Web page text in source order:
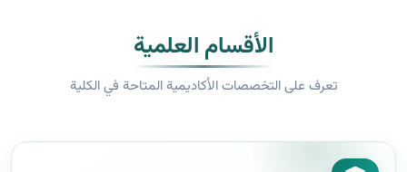
الأقسام العلمية
تعرف على التخصصات الأكاديمية المتاحة في الكلية